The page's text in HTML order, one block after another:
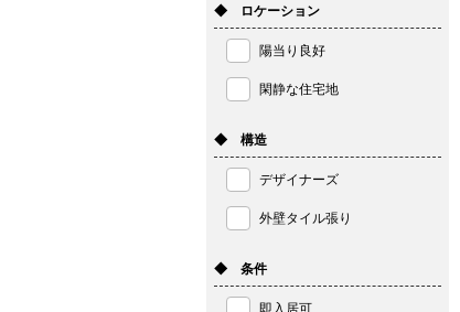
◆ ロケーション
陽当り良好
閑静な住宅地
◆ 構造
デザイナーズ
外壁タイル張り
◆ 条件
即入居可